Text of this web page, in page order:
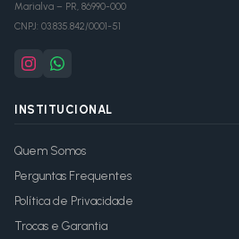
Marialva – PR, 86990-000
CNPJ: 03.835.842/0001-51
INSTITUCIONAL
Quem Somos
Perguntas Frequentes
Política de Privacidade
Trocas e Garantia